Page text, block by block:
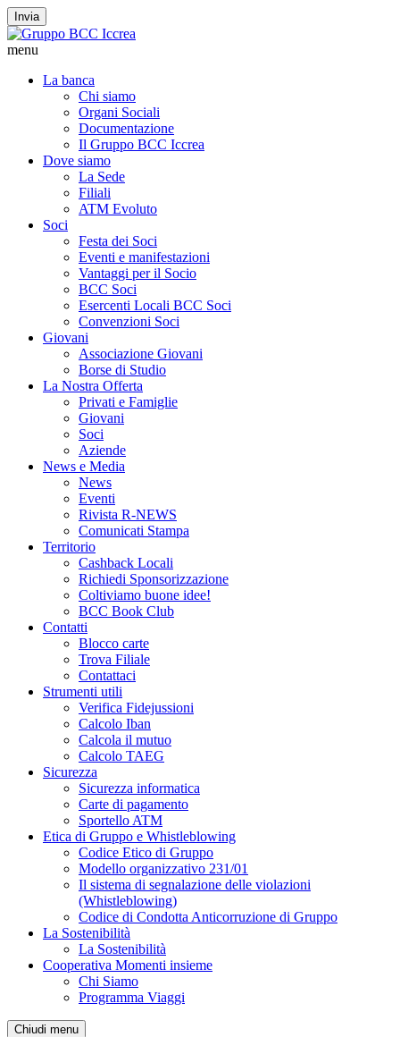
Invia
menu
La banca
Chi siamo
Organi Sociali
Documentazione
Il Gruppo BCC Iccrea
Dove siamo
La Sede
Filiali
ATM Evoluto
Soci
Festa dei Soci
Eventi e manifestazioni
Vantaggi per il Socio
BCC Soci
Esercenti Locali BCC Soci
Convenzioni Soci
Giovani
Associazione Giovani
Borse di Studio
La Nostra Offerta
Privati e Famiglie
Giovani
Soci
Aziende
News e Media
News
Eventi
Rivista R-NEWS
Comunicati Stampa
Territorio
Cashback Locali
Richiedi Sponsorizzazione
Coltiviamo buone idee!
BCC Book Club
Contatti
Blocco carte
Trova Filiale
Contattaci
Strumenti utili
Verifica Fidejussioni
Calcolo Iban
Calcola il mutuo
Calcolo TAEG
Sicurezza
Sicurezza informatica
Carte di pagamento
Sportello ATM
Etica di Gruppo e Whistleblowing
Codice Etico di Gruppo
Modello organizzativo 231/01
Il sistema di segnalazione delle violazioni
(Whistleblowing)
Codice di Condotta Anticorruzione di Gruppo
La Sostenibilità
La Sostenibilità
Cooperativa Momenti insieme
Chi Siamo
Programma Viaggi
Chiudi menu